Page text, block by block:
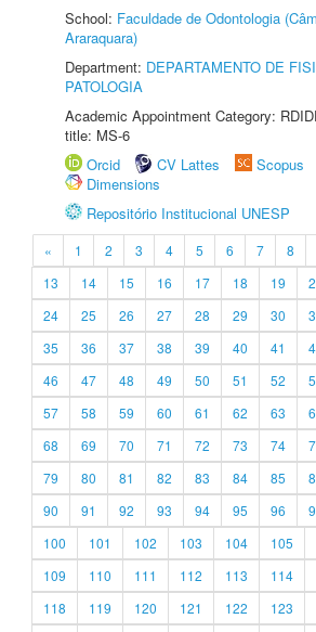
School: Faculdade de Odontologia
Araraquara)
Department: DEPARTAMENTO DE
PATOLOGIA
Academic Appointment Category:
title: MS-6
Orcid
CV Lattes Scopus
Dimensions
Repositório Institucional UNESP
« 1 2 3 4 5 6 7 8
13
14 15 16 17 18 19
24
25 26 27 28 29 30
35
36 37 38 39 40 41
46
47 48 49 50 51 52
57
58 59 60 61 62 63
68
69 70 71 72 73 74
79
80 81 82 83 84 85
90
91 92 93 94 95 96
100
101 102 103 104 105
109
110 111 112 113 114
118
119 120 121 122 123